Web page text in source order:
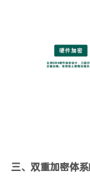
三、双重加密体